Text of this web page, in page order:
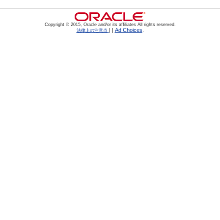
Copyright © 2015, Oracle and/or its affiliates All rights reserved.
法律上の注意点 | | Ad Choices